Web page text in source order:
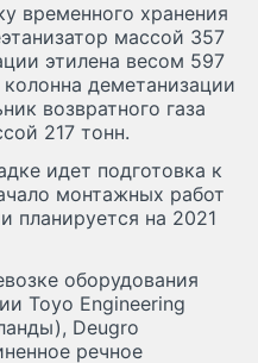
временного хранения
массой 357
этилена весом 597
деметанизации
возвратного газа
217 тонн.
идет подготовка к
монтажных работ
планируется на 2021
оборудования
Toyo Engineering
Deugro
речное